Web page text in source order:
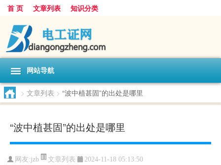
首 页 文章列表 知识分类
网站导航
> 文章列表 > “波中植甚固”的出处是哪里
“波中植甚固”的出处是哪里
网友:jzb 文章列表 2024-11-18 05:13:50